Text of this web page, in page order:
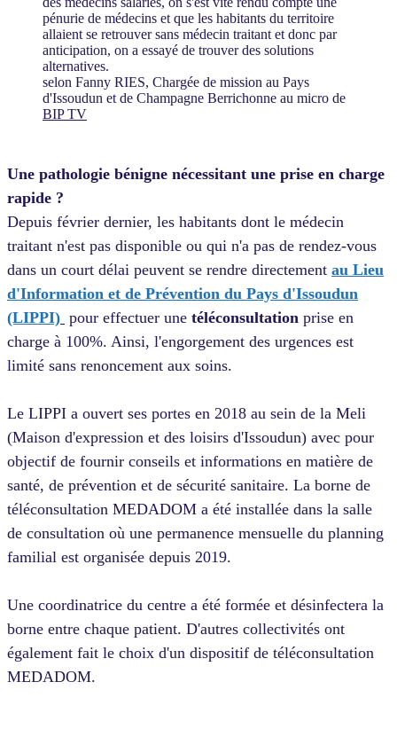
pénurie de médecins et que les habitants du territoire
allaient se retrouver sans médecin traitant et donc par
anticipation, on a essayé de trouver des solutions
alternatives.
selon Fanny RIES, Chargée de mission au Pays
d'Issoudun et de Champagne Berrichonne au micro de
BIP TV
Une pathologie bénigne nécessitant une prise en charge
rapide ?
Depuis février dernier, les habitants dont le médecin
traitant n'est pas disponible ou qui n'a pas de rendez-vous
dans un court délai peuvent se rendre directement au Lieu
d'Information et de Prévention du Pays d'Issoudun
(LIPPI) pour effectuer une téléconsultation prise en
charge à 100%. Ainsi, l'engorgement des urgences est
limité sans renoncement aux soins.
Le LIPPI a ouvert ses portes en 2018 au sein de la Meli
(Maison d'expression et des loisirs d'Issoudun) avec pour
objectif de fournir conseils et informations en matière de
santé, de prévention et de sécurité sanitaire. La borne de
téléconsultation MEDADOM a été installée dans la salle
de consultation où une permanence mensuelle du planning
familial est organisée depuis 2019.
Une coordinatrice du centre a été formée et désinfectera la
borne entre chaque patient. D'autres collectivités ont
également fait le choix d'un dispositif de téléconsultation
MEDADOM.